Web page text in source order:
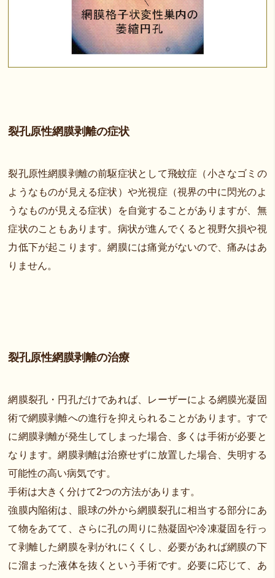
裂孔原性網膜剥離の症状
裂孔原性網膜剥離の前駆症状として飛蚊症（小さなゴミの
ようなものが見える症状）や光視症（視界の中に閃光のよ
うなものが見える症状）を自覚することがありますが、無
症状のこともあります。病状が進んでくると視野欠損や視
力低下が起こります。網膜には痛覚がないので、痛みはあ
りません。
裂孔原性網膜剥離の治療
網膜裂孔・円孔だけであれば、レーザーによる網膜光凝固
術で網膜剥離への進行を抑えられることがあります。すで
に網膜剥離が発生してしまった場合、多くは手術が必要と
なります。網膜剥離は治療せずに放置した場合、失明する
可能性の高い病気です。
手術は大きく分けて2つの方法があります。
強膜内陥術は、眼球の外から網膜裂孔に相当する部分にあ
て物をあてて、さらに孔の周りに熱凝固や冷凍凝固を行っ
て剥離した網膜を剥がれにくくし、必要があれば網膜の下
に溜まった液体を抜くという手術です。必要に応じて、あ